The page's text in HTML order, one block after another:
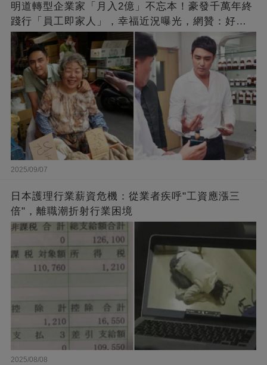
明道轉型企業家「月入2億」不忘本！豪發千萬年終
踐行「員工即家人」，幸福近況曝光，網贊：好老
闆的福報
2025/09/07
日本護理行業薪資危機：從業者疾呼"工資應漲三
倍"，離職潮折射行業困境
2025/08/08